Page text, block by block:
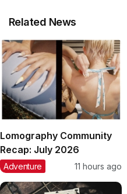
Related News
Lomography Community
Recap: July 2026
Adventure 11 hours ago